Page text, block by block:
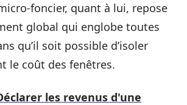
foncier, quant à lui, repose
global qui englobe toutes
qu’il soit possible d’isoler
le coût des fenêtres.
les revenus d'une